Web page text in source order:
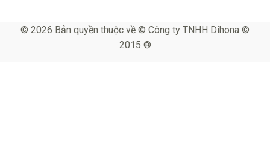
© 2026 Bản quyền thuộc về © Công ty TNHH Dihona ©
2015 ®